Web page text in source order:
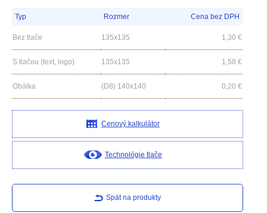
Typ Rozmer Cena bez DPH
Bez tlače 135x135 1,30 €
S tlačou (text, logo) 135x135 1,58 €
Obálka (D8) 140x140 0,20 €
Cenový kalkulátor
Technológie tlače
Spät na produkty